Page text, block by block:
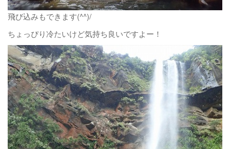
飛び込みもできます(^^)/
ちょっぴり冷たいけど気持ち良いですよー！